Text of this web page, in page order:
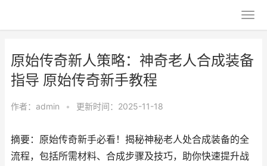
原始传奇新人策略：神奇老人合成装备
指导 原始传奇新手教程
作者： admin • 更新时间：2025-11-18
摘要：原始传奇新手必看！揭秘神秘老人处合成装备的全
流程，包括所需材料、合成步骤及技巧，助你快速提升战